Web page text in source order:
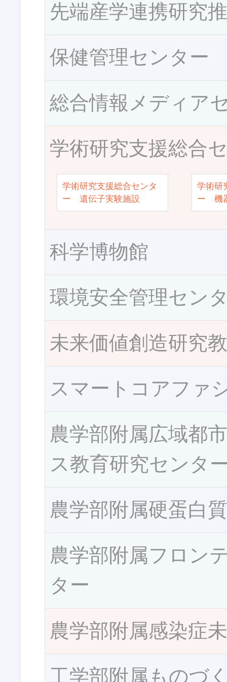
先端産学連携研究
保健管理センター
総合情報メディア
学術研究支援総合
学術研究支援総合センタ
ー 遺伝子実験施設
学術研
ー 機
科学博物館
環境安全管理セン
未来価値創造研究
スマートコアファ
農学部附属広域都
ス教育研究センタ
農学部附属硬蛋白
農学部附属フロン
ター
農学部附属感染症
工学部附属ものづ